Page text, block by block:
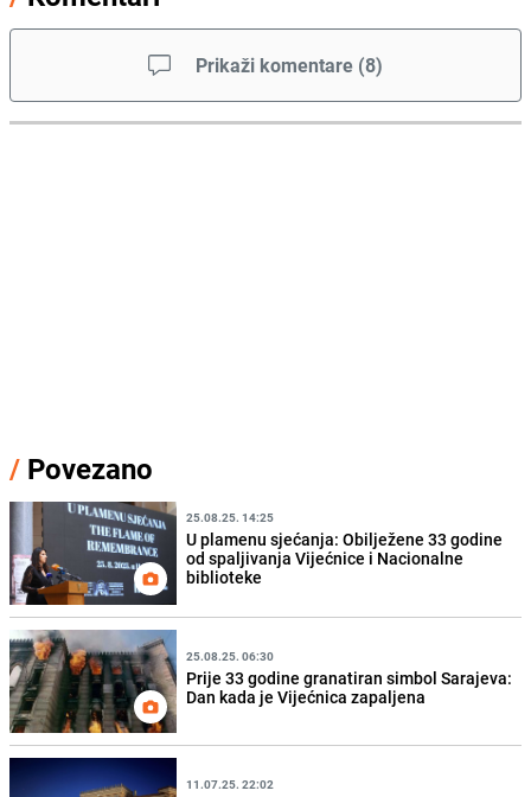
Prikaži komentare (8)
/ Povezano
25.08.25. 14:25
U plamenu sjećanja: Obilježene 33 godine
od spaljivanja Vijećnice i Nacionalne
biblioteke
25.08.25. 06:30
Prije 33 godine granatiran simbol Sarajeva:
Dan kada je Vijećnica zapaljena
11.07.25. 22:02